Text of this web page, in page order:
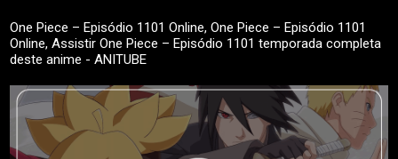
One Piece – Episódio 1101 Online, One Piece – Episódio 1101
Online, Assistir One Piece – Episódio 1101 temporada completa
deste anime - ANITUBE